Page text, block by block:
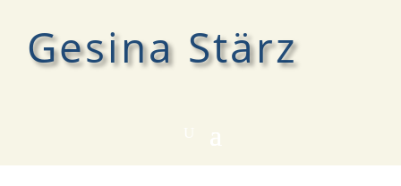
Gesina Stärz